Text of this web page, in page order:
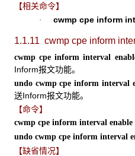
【相关命令】
· cwmp cpe inform
1.1.11 cwmp cpe inform
cwmp cpe inform interval
Inform报文功能。
undo cwmp cpe inform interval
送Inform报文功能。
【命令】
cwmp cpe inform interval enable
undo cwmp cpe inform interval
【缺省情况】